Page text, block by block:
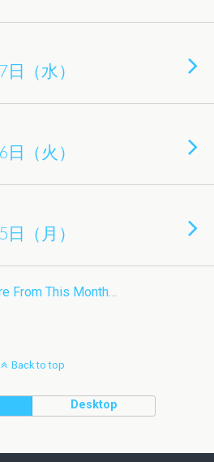
（水）
（火）
（月）
From This Month…
Back to top
Desktop